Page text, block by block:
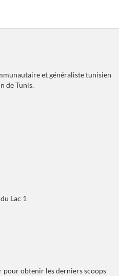
et généraliste tunisien
de Tunis.
Lac 1
pour obtenir les derniers scoops